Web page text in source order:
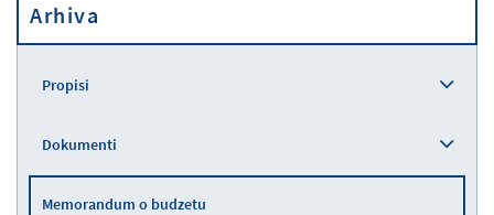
Propisi
Arhiva
Propisi
Dokumenti
Memorandum o budzetu